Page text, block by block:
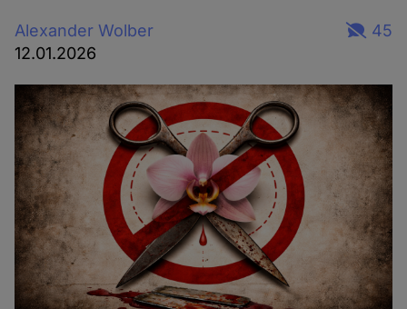
Alexander Wolber
12.01.2026
45